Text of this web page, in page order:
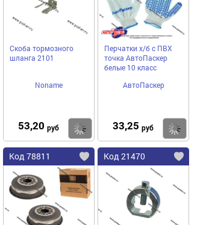
Скоба тормозного
шланга 2101
Noname
53,20 руб Купить
Перчатки х/б с ПВХ
точка АвтоПаскер
белые 10 класс
АвтоПаскер
33,25 руб
Код 78811 Код 21470